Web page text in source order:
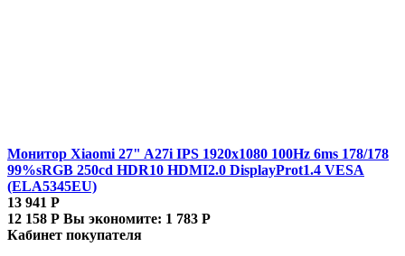
Монитор Xiaomi 27" A27i IPS 1920x1080 100Hz 6ms 178/178
99%sRGB 250cd HDR10 HDMI2.0 DisplayProt1.4 VESA
(ELA5345EU)
13 941 Р
12 158 Р Вы экономите: 1 783 Р
Кабинет покупателя